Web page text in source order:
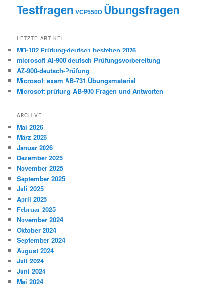
Testfragen VCP550D Übungsfragen
LETZTE ARTIKEL
MD-102 Prüfung-deutsch bestehen 2026
microsoft AI-900 deutsch Prüfungsvorbereitung
AZ-900-deutsch-Prüfung
Microsoft exam AB-731 Übungsmaterial
Microsoft prüfung AB-900 Fragen und Antworten
ARCHIVE
Mai 2026
März 2026
Januar 2026
Dezember 2025
November 2025
September 2025
Juli 2025
April 2025
Februar 2025
November 2024
Oktober 2024
September 2024
August 2024
Juli 2024
Juni 2024
Mai 2024